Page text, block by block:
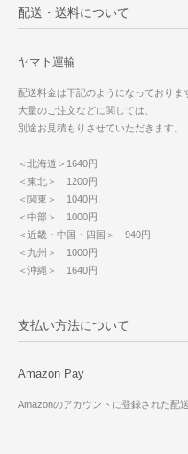
配送・送料について
ヤマト運輸
配送料金は下記のようになっておりま
大量のご注文などに関しては、
別途お見積もりさせていただきます。
＜北海道＞1640円
＜東北＞ 1200円
＜関東＞ 1040円
＜中部＞ 1000円
＜近畿・中国・四国＞ 940円
＜九州＞ 1000円
＜沖縄＞ 1640円
支払い方法について
Amazon Pay
Amazonのアカウントに登録された配